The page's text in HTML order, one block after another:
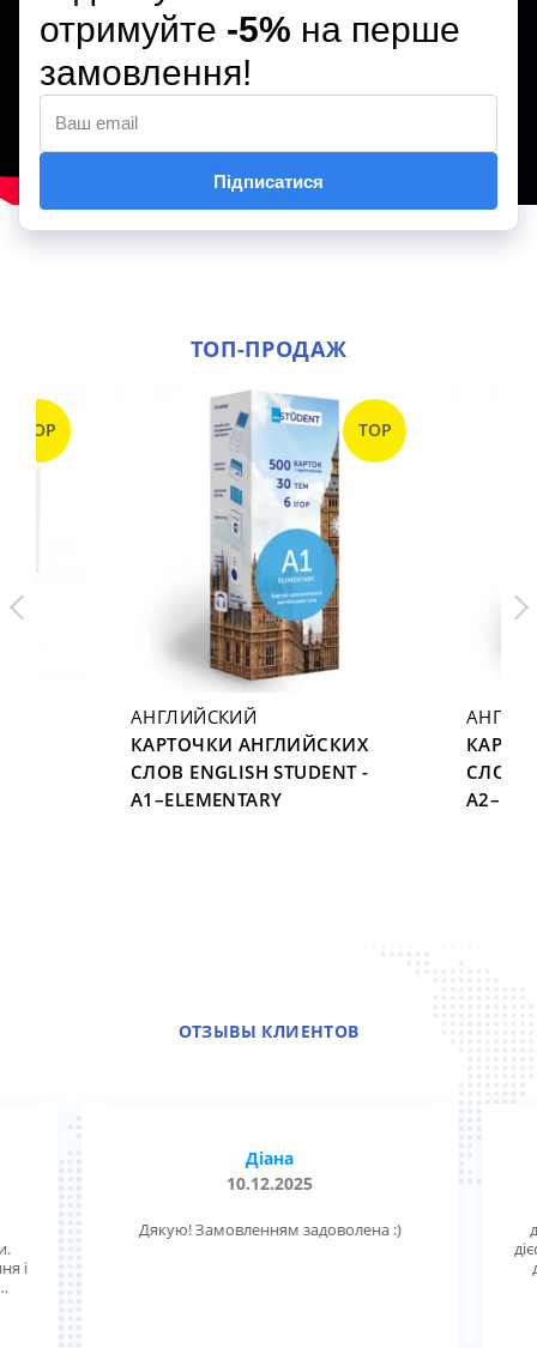
ТОП-ПРОДАЖ
TOP TOP
АНГЛИЙСКИЙ
КАРТОЧКИ АНГЛИЙСКИХ
СЛОВ ENGLISH STUDENT -
A1–ELEMENTARY
СЛОВ
ОТЗЫВЫ КЛИЕНТОВ
і
Діана
10.12.2025
Дякую! Замовленням задоволена :)